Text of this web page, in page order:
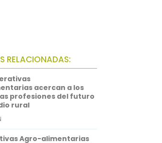
RELACIONADAS:
acercan a los
profesiones del futuro
rural
Agro-alimentarias